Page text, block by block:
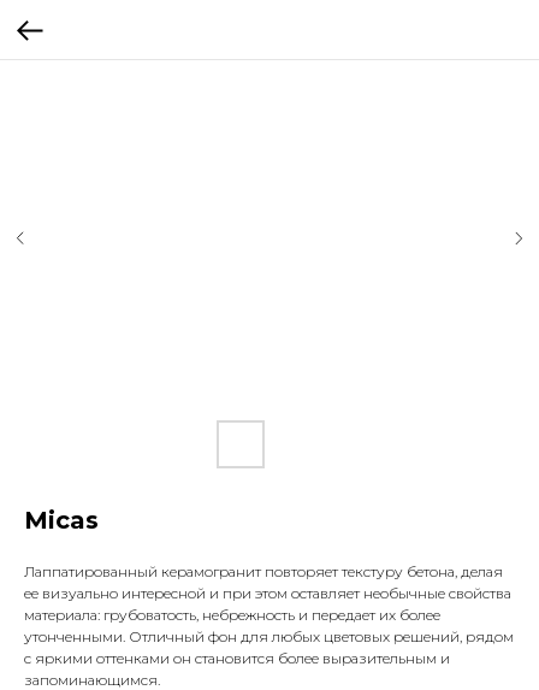
Micas
Лаппатированный керамогранит повторяет текстуру бетона, делая
ее визуально интересной и при этом оставляет необычные свойства
материала: грубоватость, небрежность и передает их более
утонченными. Отличный фон для любых цветовых решений, рядом
с яркими оттенками он становится более выразительным и
запоминающимся.